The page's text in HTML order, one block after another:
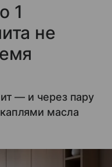
1
не
— и через пару
масла